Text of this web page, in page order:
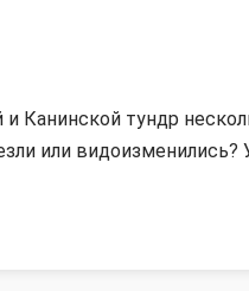
Канинской тундр
или